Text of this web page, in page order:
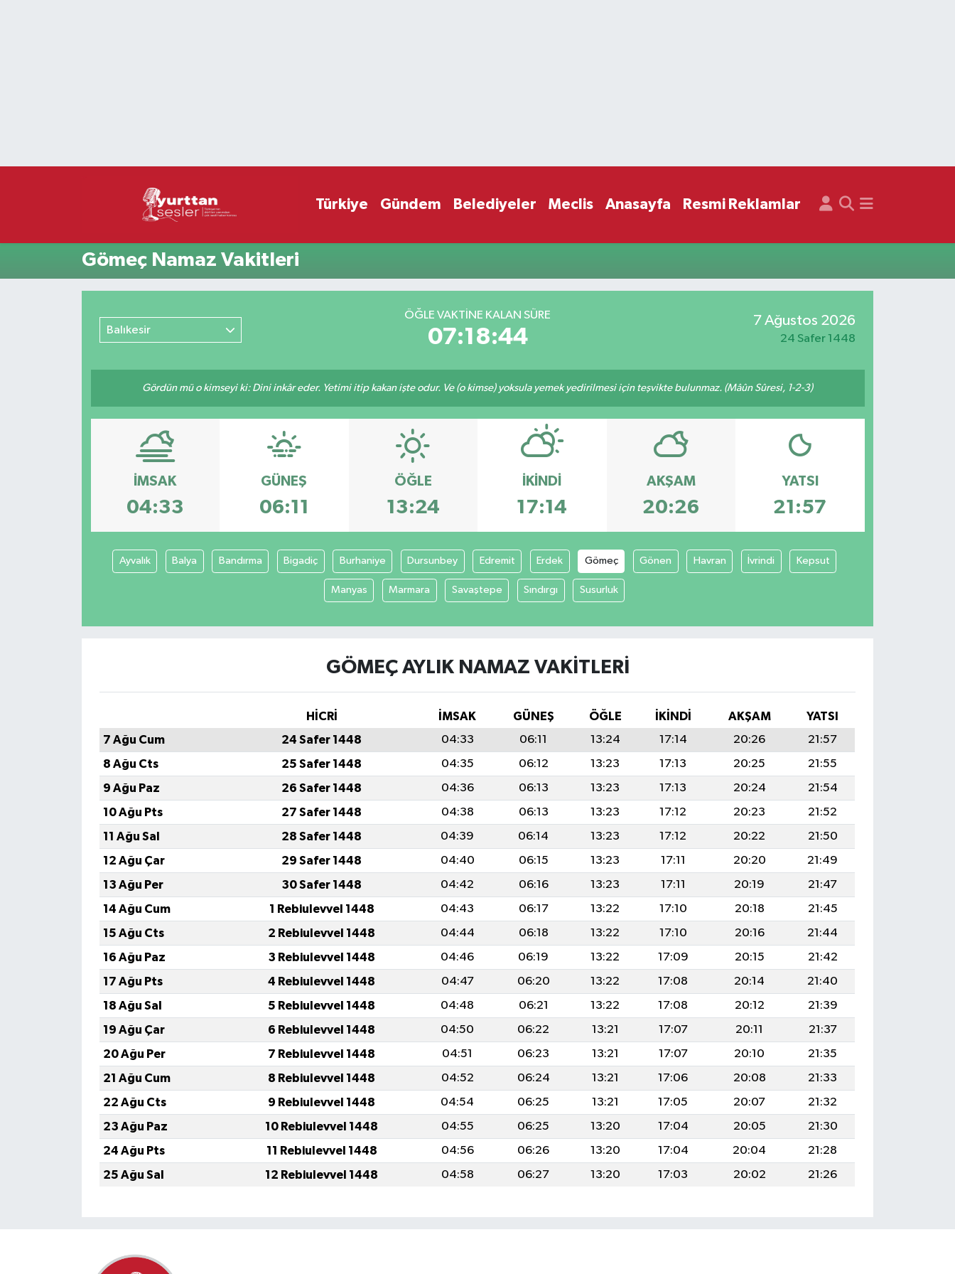
Türkiye Gündem Belediyeler Meclis Anasayfa Resmi Reklamlar
Gömeç Namaz Vakitleri
Balıkesir
ÖĞLE VAKTİNE KALAN SÜRE
07:18:44
7 Ağustos 2026
24 Safer 1448
Gördün mü o kimseyi ki: Dini inkâr eder. Yetimi itip kakan işte odur. Ve (o kimse) yoksula yemek yedirilmesi için teşvikte bulunmaz. (Mâûn Sûresi, 1-2-3)
İMSAK
04:33
GÜNEŞ
06:11
ÖĞLE
13:24
İKINDI
17:14
AKŞAM
20:26
YATSI
21:57
Ayvalık Balya Bandırma Bigadiç Burhaniye Dursunbey Edremit Erdek Gömeç Gönen Havran İvrindi Kepsut
Manyas Marmara Savaştepe Sındırgı Susurluk
GÖMEÇ AYLIK NAMAZ VAKITLERI
HİCRİ İMSAK GÜNEŞ ÖĞLE İKINDI AKŞAM
YATSI
7 Ağu Cum
24 Safer 1448 04:33 06:11 13:24 17:14 20:26
21:57
8 Ağu Cts
25 Safer 1448 04:35 06:12 13:23 17:13 20:25
21:55
9 Ağu Paz
26 Safer 1448 04:36 06:13 13:23 17:13 20:24
21:54
10 Ağu Pts
27 Safer 1448 04:38 06:13 13:23 17:12 20:23
21:52
11 Ağu Sal
28 Safer 1448 04:39 06:14 13:23 17:12 20:22
21:50
12 Ağu Çar
29 Safer 1448 04:40 06:15 13:23 17:11 20:20
21:49
13 Ağu Per
30 Safer 1448 04:42 06:16 13:23 17:11 20:19
21:47
14 Ağu Cum
1 Rebiulevvel 1448 04:43 06:17 13:22 17:10 20:18
21:45
15 Ağu Cts
2 Rebiulevvel 1448 04:44 06:18 13:22 17:10 20:16
21:44
16 Ağu Paz
3 Rebiulevvel 1448 04:46 06:19 13:22 17:09 20:15
21:42
17 Ağu Pts
4 Rebiulevvel 1448 04:47 06:20 13:22 17:08 20:14
21:40
18 Ağu Sal
5 Rebiulevvel 1448 04:48 06:21 13:22 17:08 20:12
21:39
19 Ağu Çar
6 Rebiulevvel 1448 04:50 06:22 13:21 17:07 20:11
21:37
20 Ağu Per
7 Rebiulevvel 1448 04:51 06:23 13:21 17:07 20:10
21:35
21 Ağu Cum
8 Rebiulevvel 1448 04:52 06:24 13:21 17:06 20:08
21:33
22 Ağu Cts
9 Rebiulevvel 1448 04:54 06:25 13:21 17:05 20:07
21:32
23 Ağu Paz
10 Rebiulevvel 1448 04:55 06:25 13:20 17:04 20:05
21:30
24 Ağu Pts
11 Rebiulevvel 1448 04:56 06:26 13:20 17:04 20:04
21:28
25 Ağu Sal
12 Rebiulevvel 1448 04:58 06:27 13:20 17:03 20:02 21:26
Süper Lig Puan Durumu ve Fikstür
Son Dakika Haberleri